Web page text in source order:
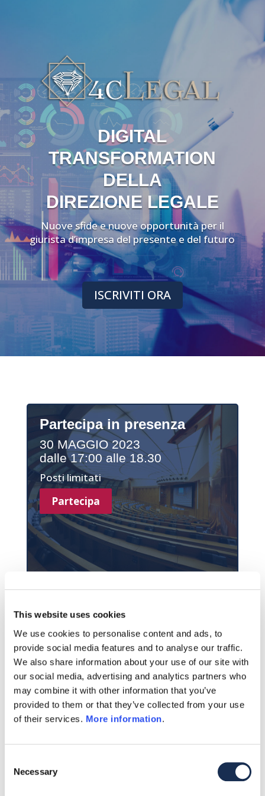
This website uses cookies
We use cookies to personalise content and ads, to
provide social media features and to analyse our traffic.
We also share information about your use of our site with
our social media, advertising and analytics partners who
may combine it with other information that you’ve
provided to them or that they’ve collected from your use
of their services. More information.
Selection
Necessary
DIGITAL
TRANSFORMATION
DELLA
DIREZIONE LEGALE
Nuove sfide e nuove opportunità per il
giurista d’impresa del presente e del futuro
ISCRIVITI ORA
Partecipa in presenza
30 MAGGIO 2023
dalle 17:00 alle 18.30
Posti limitati
Partecipa
Partecipa in live streaming
00 luglio 2023
0:00 – 00:00
Posti illimitati
Partecipa